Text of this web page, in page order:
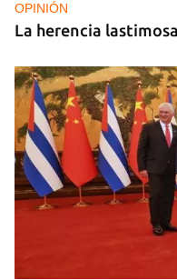
OPINIÓN
La herencia